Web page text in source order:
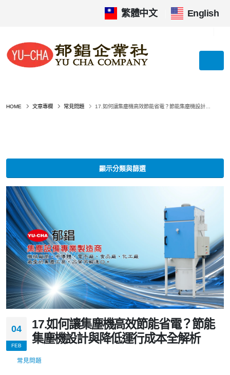
繁體中文 English
HOME 文章專欄 常見問題 17.如何讓集塵機高效節能省電？節能集塵機設計與降低運行成本全解析
顯示分類與篩選
04
FEB
17.如何讓集塵機高效節能省電？節能
集塵機設計與降低運行成本全解析
常見問題